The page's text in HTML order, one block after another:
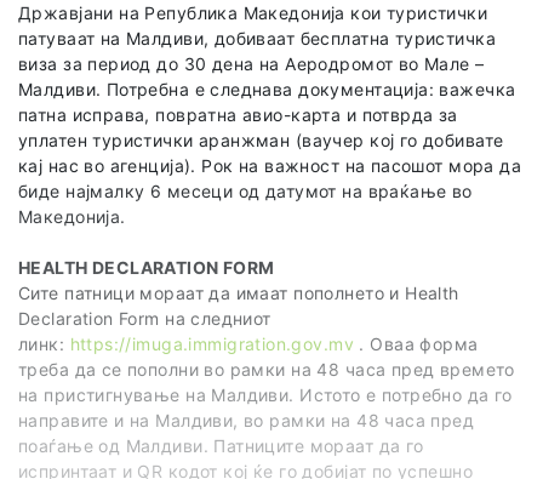
Државјани на Република Македонија кои туристички
патуваат на Малдиви, добиваат бесплатна туристичка
виза за период до 30 дена на Аеродромот во Мале –
Малдиви. Потребна е следнава документација: важечка
патна исправа, поврaтна авио-карта и потврда за
уплатен туристички аранжман (ваучер кој го добивате
кај нас во агенција). Рок на важност на пасошот мора да
биде најмалку 6 месеци од датумот на враќање во
Македонија.
HEALTH DECLARATION FORM
Сите патници мораат да имаат пополнето и Health
Declaration Form на следниот
линк: https://imuga.immigration.gov.mv . Оваа форма
треба да се пополни во рамки на 48 часа пред времето
на пристигнување на Малдиви. Истото е потребно да го
направите и на Малдиви, во рамки на 48 часа пред
поаѓање од Малдиви. Патниците мораат да го
испринтаат и QR кодот кој ќе го добијат по успешно